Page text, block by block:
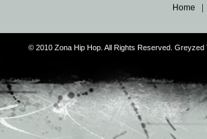
Home
© 2010 Zona Hip Hop. All Rights Reserved.